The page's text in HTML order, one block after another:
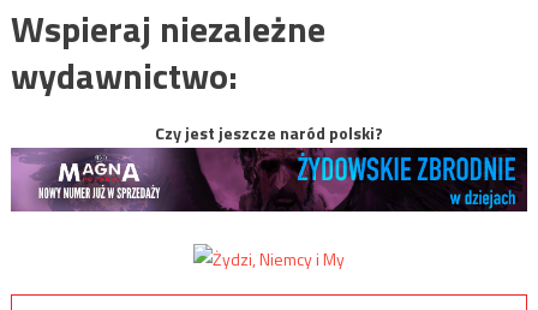
Wspieraj niezależne
wydawnictwo:
Czy jest jeszcze naród polski?